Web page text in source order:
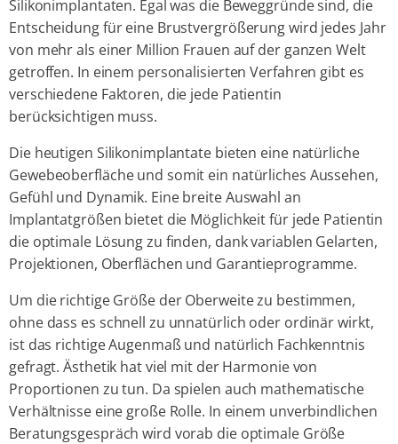
Silikonimplantaten. Egal was die Beweggründe sind, die
Entscheidung für eine Brustvergrößerung wird jedes Jahr
von mehr als einer Million Frauen auf der ganzen Welt
getroffen. In einem personalisierten Verfahren gibt es
verschiedene Faktoren, die jede Patientin
berücksichtigen muss.
Die heutigen Silikonimplantate bieten eine natürliche
Gewebeoberfläche und somit ein natürliches Aussehen,
Gefühl und Dynamik. Eine breite Auswahl an
Implantatgrößen bietet die Möglichkeit für jede Patientin
die optimale Lösung zu finden, dank variablen Gelarten,
Projektionen, Oberflächen und Garantieprogramme.
Um die richtige Größe der Oberweite zu bestimmen,
ohne dass es schnell zu unnatürlich oder ordinär wirkt,
ist das richtige Augenmaß und natürlich Fachkenntnis
gefragt. Ästhetik hat viel mit der Harmonie von
Proportionen zu tun. Da spielen auch mathematische
Verhältnisse eine große Rolle. In einem unverbindlichen
Beratungsgespräch wird vorab die optimale Größe